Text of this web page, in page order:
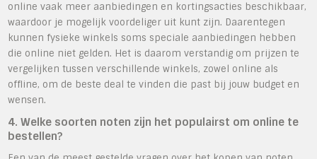
online vaak meer aanbiedingen en kortingsacties beschikbaar,
waardoor je mogelijk voordeliger uit kunt zijn. Daarentegen
kunnen fysieke winkels soms speciale aanbiedingen hebben
die online niet gelden. Het is daarom verstandig om prijzen te
vergelijken tussen verschillende winkels, zowel online als
offline, om de beste deal te vinden die past bij jouw budget en
wensen.
4. Welke soorten noten zijn het populairst om online te
bestellen?